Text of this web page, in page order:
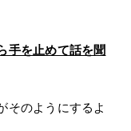
手を止めて話を聞
そのようにするよ